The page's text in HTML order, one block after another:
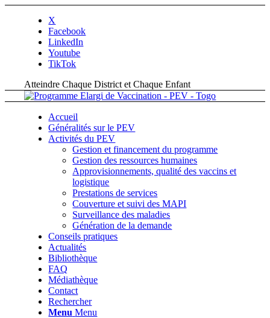
X
Facebook
LinkedIn
Youtube
TikTok
Atteindre Chaque District et Chaque Enfant
Accueil
Généralités sur le PEV
Activités du PEV
Gestion et financement du programme
Gestion des ressources humaines
Approvisionnements, qualité des vaccins et
logistique
Prestations de services
Couverture et suivi des MAPI
Surveillance des maladies
Génération de la demande
Conseils pratiques
Actualités
Bibliothèque
FAQ
Médiathèque
Contact
Rechercher
Menu Menu